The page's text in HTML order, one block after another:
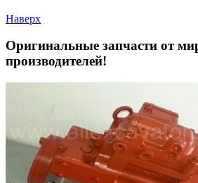
Наверх
Оригинальные запчасти от
производителей!